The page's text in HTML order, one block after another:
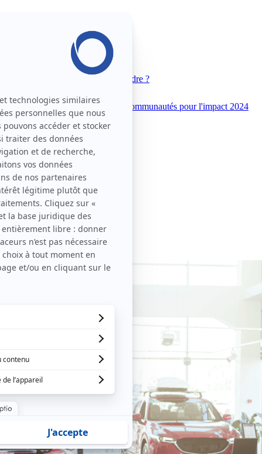
Pourquoi nous rejoindre ?
Communautés pour l'impact 2025
Communautés pour l'impact 2024